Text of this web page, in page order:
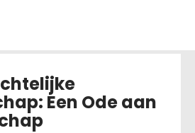
Een Ode aan